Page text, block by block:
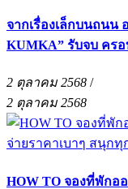
จากเรื่องเล็กบนถนน
KUMKA” รับจบ คร
2 ตุลาคม 2568 /
2 ตุลาคม 2568
HOW TO จองที่พักอ